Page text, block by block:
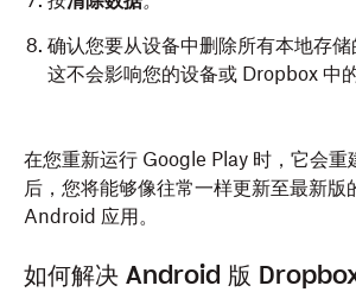
确认您要从设备中删除所有本地存储
这不会影响您的设备或 Dropbox 中
在您重新运行 Google Play 时，它会重
后，您将能够像往常一样更新至最新版
Android 应用。
如何解决 Android 版